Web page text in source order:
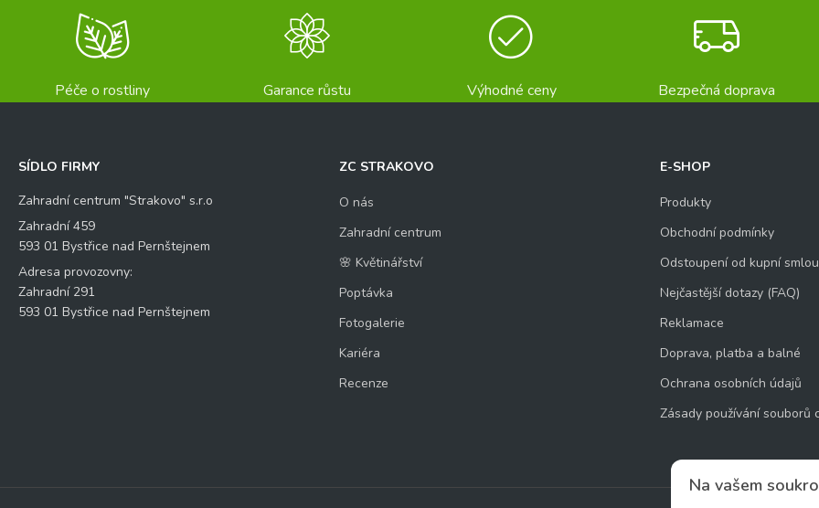
Na vašem
Péče o rostliny Garance růstu Výhodné ceny Bezpečná doprava
SÍDLO FIRMY
Zahradní centrum "Strakovo" s.r.o
Zahradní 459
593 01 Bystřice nad Pernštejnem
Adresa provozovny:
Zahradní 291
593 01 Bystřice nad Pernštejnem
ZC STRAKOVO
O nás
Zahradní centrum
🌸 Květinářství
Poptávka
Fotogalerie
Kariéra
Recenze
E-SHOP
Produkty
Obchodní podmínky
Odstoupení od kupní
Nejčastější dotazy (FAQ)
Reklamace
Doprava, platba a balné
Ochrana osobních údajů
Zásady používání souborů